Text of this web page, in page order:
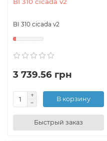
BI 310 cicada v2
3 739.56 грн
В корзину
Быстрый заказ